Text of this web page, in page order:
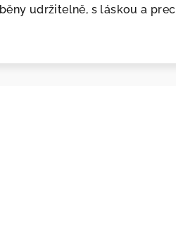
udržitelně, s láskou a